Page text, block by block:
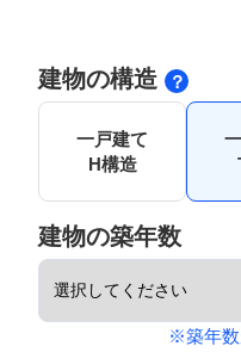
建物の構造
一戸建て
H構造
建物の築年数
※築年数